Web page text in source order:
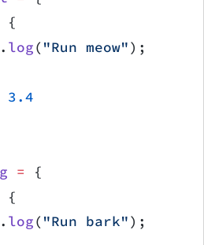
{
log( "Run meow");
3.4
= {
{
log( "Run bark");